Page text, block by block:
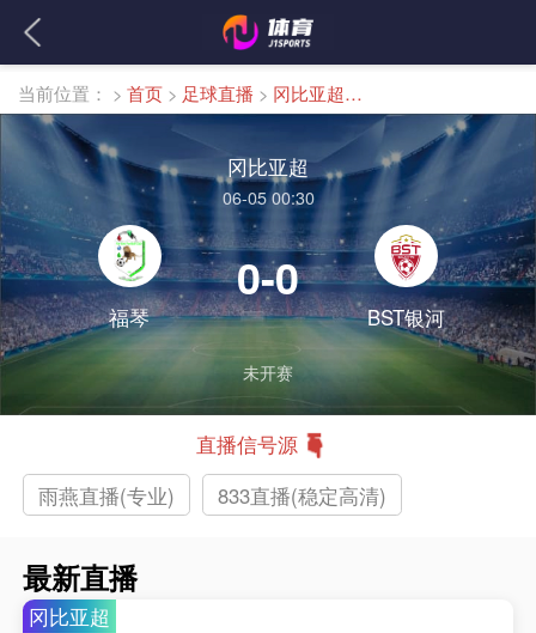
当前位置： > 首页 > 足球直播 > 冈比亚超直播
冈比亚超
06-05 00:30
福琴
0-0
BST银河
未开赛
直播信号源
雨燕直播(专业)
833直播(稳定高清)
最新直播
冈比亚超